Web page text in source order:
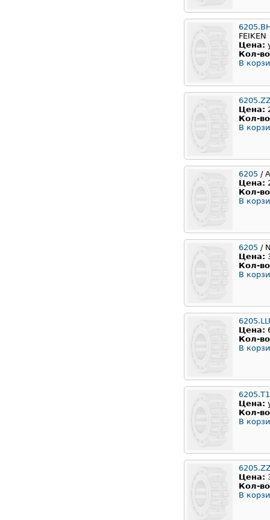
FEIKEN
Цена:
Кол-
В
Цена:
Кол-
В
6205 /
Цена:
Кол-
В
6205 /
Цена:
Кол-
В
Цена:
Кол-
В
Цена:
Кол-
В
Цена:
Кол-
В